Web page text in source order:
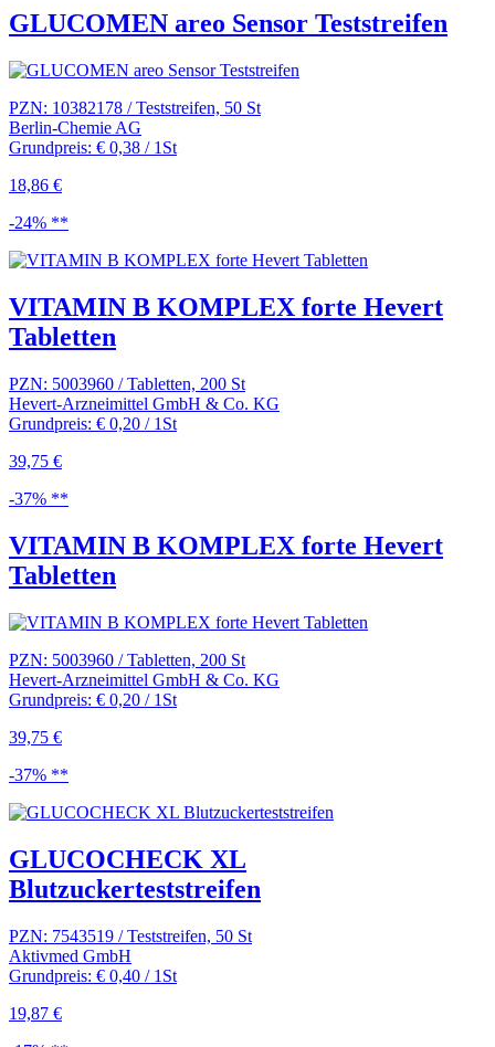
GLUCOMEN areo Sensor Teststreifen
PZN: 10382178 / Teststreifen, 50 St
Berlin-Chemie AG
Grundpreis: € 0,38 / 1St
18,86 €
-24% **
VITAMIN B KOMPLEX forte Hevert
Tabletten
PZN: 5003960 / Tabletten, 200 St
Hevert-Arzneimittel GmbH & Co. KG
Grundpreis: € 0,20 / 1St
39,75 €
-37% **
VITAMIN B KOMPLEX forte Hevert
Tabletten
PZN: 5003960 / Tabletten, 200 St
Hevert-Arzneimittel GmbH & Co. KG
Grundpreis: € 0,20 / 1St
39,75 €
-37% **
GLUCOCHECK XL
Blutzuckerteststreifen
PZN: 7543519 / Teststreifen, 50 St
Aktivmed GmbH
Grundpreis: € 0,40 / 1St
19,87 €